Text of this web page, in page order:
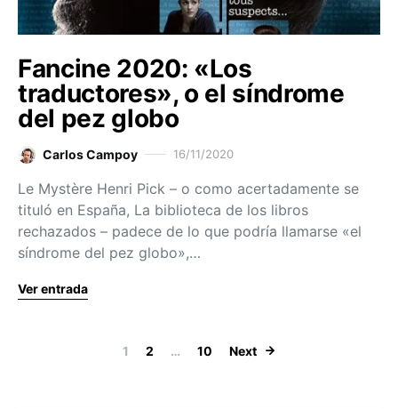
Fancine 2020: «Los
traductores», o el síndrome
del pez globo
Carlos Campoy 16/11/2020
Le Mystère Henri Pick – o como acertadamente se
tituló en España, La biblioteca de los libros
rechazados – padece de lo que podría llamarse «el
síndrome del pez globo»,…
Ver entrada
Paginación
1 2 … 10 Next